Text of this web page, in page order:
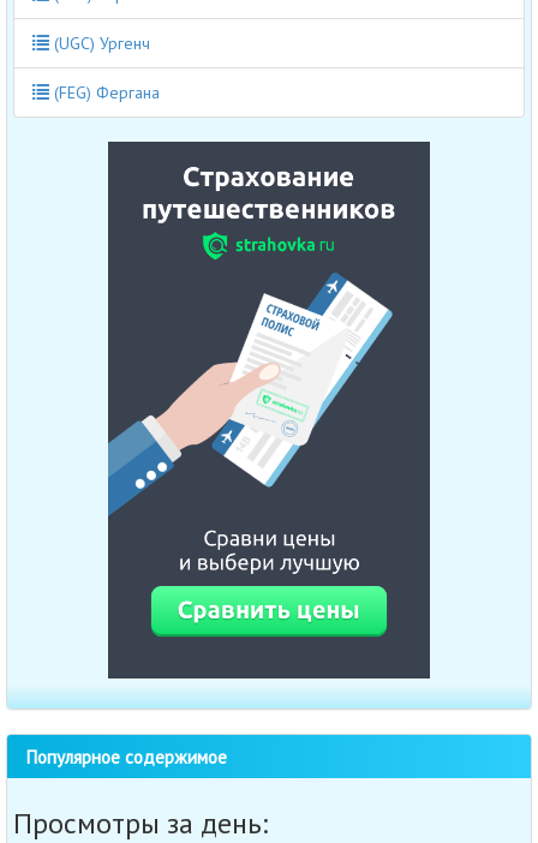
(UGC) Ургенч
(FEG) Фергана
Популярное содержимое
Просмотры за день: